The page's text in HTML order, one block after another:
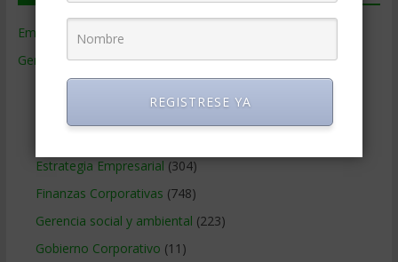
Empresas de Gerencia
Gerencia(9.477)
Ciencias Económicas(80)
Estrategia Empresarial (304)
Finanzas Corporativas (748)
Gerencia social y ambiental (223)
Gobierno Corporativo (11)
REGISTRESE YA